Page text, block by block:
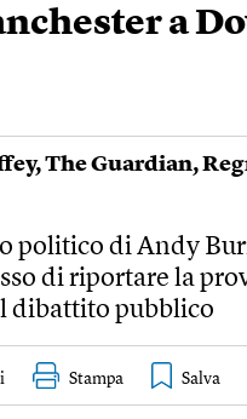
a
,The Guardian,
politico di Andy
di riportare la
dibattito pubblico
Stampa